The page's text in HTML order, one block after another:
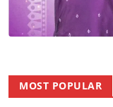
MOST POPULAR